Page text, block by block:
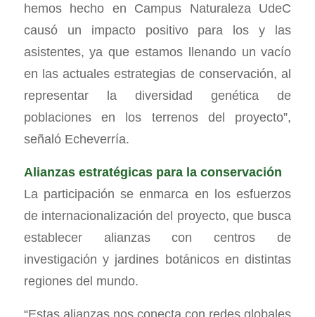
hemos hecho en Campus Naturaleza UdeC
causó un impacto positivo para los y las
asistentes, ya que estamos llenando un vacío
en las actuales estrategias de conservación, al
representar la diversidad genética de
poblaciones en los terrenos del proyecto”,
señaló Echeverría.
Alianzas estratégicas para la conservación
La participación se enmarca en los esfuerzos
de internacionalización del proyecto, que busca
establecer alianzas con centros de
investigación y jardines botánicos en distintas
regiones del mundo.
“Estas alianzas nos conecta con redes globales